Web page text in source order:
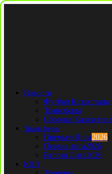
Новости
Футбол Казахстана
Трансферы
Сборная Казахстана
Трансферы
Премьер Лига2026
Первая лига2026
Вторая Лига2026
КПЛ